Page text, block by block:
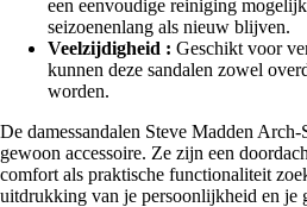
een eenvoudige reiniging
seizoenenlang als nieuw blijven.
Veelzijdigheid : Geschikt voor
kunnen deze sandalen zowel
worden.
De damessandalen Steve Madden
gewoon accessoire. Ze zijn een
comfort als praktische functionaliteit
uitdrukking van je persoonlijkheid en je